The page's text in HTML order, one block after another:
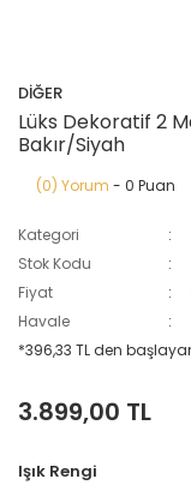
DİĞER
Lüks Dekoratif 2
Bakır/Siyah
(0) Yorum - 0 Puan
Kategori
Stok Kodu
Fiyat
Havale
*396,33 TL den
3.899,00 TL
Işık Rengi